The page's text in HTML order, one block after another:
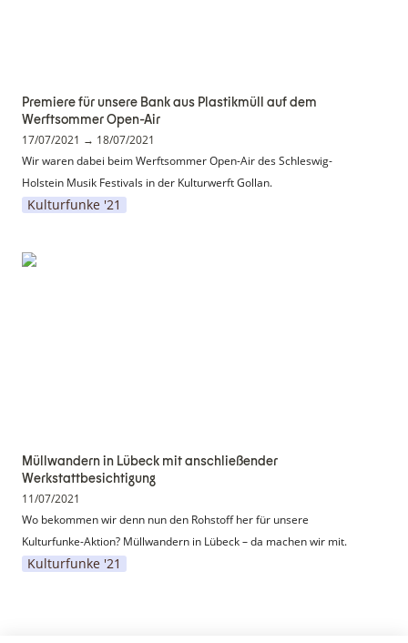
Premiere für unsere Bank aus Plastikmüll auf dem
Werftsommer Open-Air
17/07/2021 → 18/07/2021
Wir waren dabei beim Werftsommer Open-Air des Schleswig-
Holstein Musik Festivals in der Kulturwerft Gollan.
Kulturfunke '21
Müllwandern in Lübeck mit anschließender
Müllwandern in Lübeck mit anschließender
Werkstattbesichtigung
11/07/2021
Wo bekommen wir denn nun den Rohstoff her für unsere
Kulturfunke-Aktion? Müllwandern in Lübeck – da machen wir mit.
Kulturfunke '21